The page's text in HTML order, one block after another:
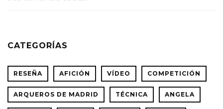
CATEGORÍAS
RESEÑA AFICIÓN VÍDEO COMPETICIÓN
ARQUEROS DE MADRID TÉCNICA ANGELA